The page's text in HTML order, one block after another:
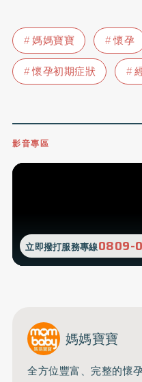
媽媽寶寶 懷孕
懷孕初期症狀
影音專區
立即撥打服務專線0809-
媽媽寶寶
全方位豐富、完整的懷